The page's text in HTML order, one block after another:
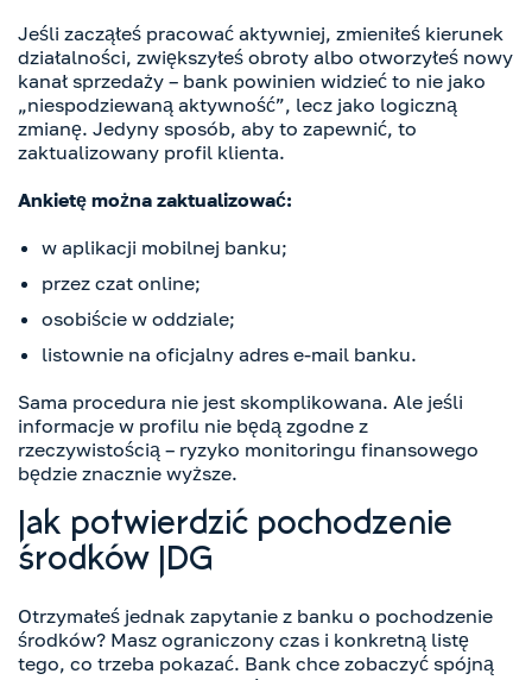
Jeśli zacząłeś pracować aktywniej, zmieniłeś kierunek
działalności, zwiększyłeś obroty albo otworzyłeś nowy
kanał sprzedaży – bank powinien widzieć to nie jako
„niespodziewaną aktywność”, lecz jako logiczną
zmianę. Jedyny sposób, aby to zapewnić, to
zaktualizowany profil klienta.
Ankietę można zaktualizować:
w aplikacji mobilnej banku;
przez czat online;
osobiście w oddziale;
listownie na oficjalny adres e-mail banku.
Sama procedura nie jest skomplikowana. Ale jeśli
informacje w profilu nie będą zgodne z
rzeczywistością – ryzyko monitoringu finansowego
będzie znacznie wyższe.
Jak potwierdzić pochodzenie
środków JDG
Otrzymałeś jednak zapytanie z banku o pochodzenie
środków? Masz ograniczony czas i konkretną listę
tego, co trzeba pokazać. Bank chce zobaczyć spójną